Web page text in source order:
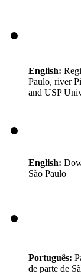
English:
Paulo, river
and USP
English:
São Paulo
Português:
de parte de